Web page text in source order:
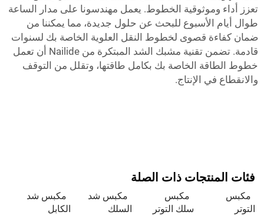
تعزز أداء وموثوقية الخطوط. يعمل مهندسونا على مدار الساعة
طوال أيام الأسبوع للبحث عن حلول جديدة، مما يمكننا من
ضمان كفاءة قصوى لخطوط النقل العلوية الخاصة بك لسنوات
قادمة. تضمن تقنية مشبك الشد المبتكرة من Nailide أن تعمل
خطوط الطاقة الخاصة بك بكامل طاقتها، وتقلل من التوقف
والانقطاع في الإنتاج.
فئات المنتجات ذات الصلة
مكبس
التوتر
مكبس
سلك التوتر
مكبس شد
السلك
مكبس شد
الكابل